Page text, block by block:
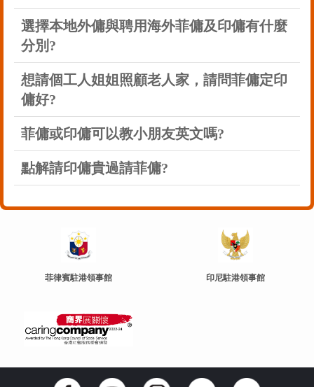
選擇本地外傭與聘用海外菲傭及印傭有什麼
分別?
想請個工人姐姐照顧老人家，請問菲傭定印
傭好?
菲傭或印傭可以教小朋友英文嗎?
點解請印傭貴過請菲傭?
菲律賓駐港領事館 印尼駐港領事館